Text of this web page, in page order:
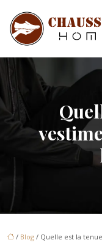
/ Blog / Quelle est la